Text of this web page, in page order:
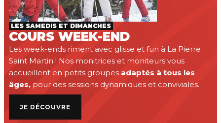
LES SAMEDIS ET DIMANCHES
COURS WEEK-END
Les week-ends riment avec glisse et fun à La Pierre
Saint Martin ! Nos monitrices et moniteurs vous
accueillent en petits groupes adaptés à tous les
âges, pour des sessions dynamiques et conviviales.
JE DÉCOUVRE